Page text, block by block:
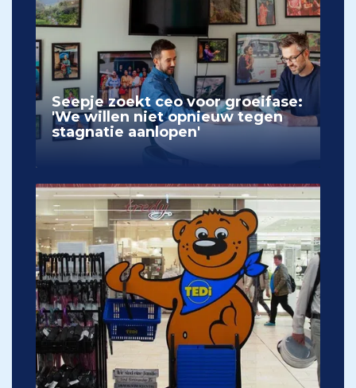
Seepje zoekt ceo voor groeifase:
'We willen niet opnieuw tegen
stagnatie aanlopen'